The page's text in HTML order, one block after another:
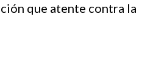
que atente contra la